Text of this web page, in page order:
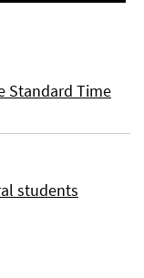
Standard Time
students